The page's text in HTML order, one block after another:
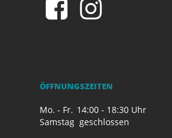
ÖFFNUNGSZEITEN
Mo. - Fr. 14:00 - 18:30 Uhr
Samstag geschlossen